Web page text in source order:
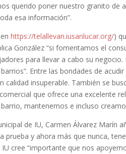
querido poner nuestro granito de
esa información”.
enhttps://telallevan.iusanlucar.org/)
González “si fomentamos el
para llevar a cabo su
Entre las bondades de
calidad insuperable. También se
que ofrece una excelente
mantenemos e incluso
de IU, Carmen Álvarez Marín
prueba y ahora más que nunca,
cree “importante que nos